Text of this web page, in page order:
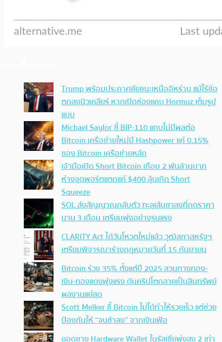
Trump พร้อมประกาศชัยชนะเหนืออิหร่าน แม้ไร้ข้อ
ตกลงนิวเคลียร์ หากเปิดช่องแคบ Hormuz เต็มรูป
แบบ
Michael Saylor ชี้ BIP-110 แทบไม่มีผลต่อ
Bitcoin เครือข่ายใหม่มี Hashpower แค่ 0.15%
ของ Bitcoin เครือข่ายหลัก
เจ้ามือเปิด Short Bitcoin เกือบ 2 พันล้านบาท
ห่างจุดพอร์ตแตกแค่ $400 ลุ้นเกิด Short
Squeeze
SOL ส่งสัญญาณกลับตัว ทะลุเส้นขาลงที่กดราคา
นาน 3 เดือน เตรียมพุ่งอย่างรุนแรง
CLARITY Act ได้วันโหวตใหม่แล้ว วุฒิสภาสหรัฐฯ
เตรียมพิจารณาร่างกฎหมายวันที่ 15 กันยายน
Bitcoin ร่วง 35% ตั้งแต่ปี 2025 สวนทางทอง-
เงิน-ทองแดงพุ่งแรง ดันคริปโตกลายเป็นสินทรัพย์
ผลงานแย่สุด
Scott Melker ชี้ Bitcoin ไม่ได้ทำให้รวยเร็ว แต่ช่วย
ป้องกันให้ “จนช้าลง” จากเงินเฟ้อ
ยอดขาย Hardware Wallet ในรัสเซียพุ่งสูง 2 เท่า